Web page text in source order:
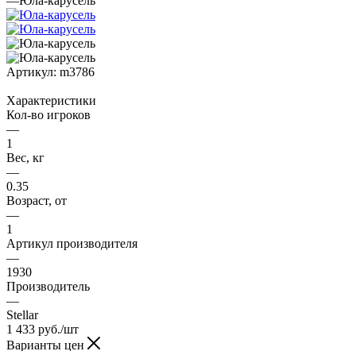
Артикул: m3786
Характеристики
Кол-во игроков
—
1
Вес, кг
—
0.35
Возраст, от
—
1
Артикул производителя
—
1930
Производитель
—
Stellar
1 433 руб./шт
Варианты цен